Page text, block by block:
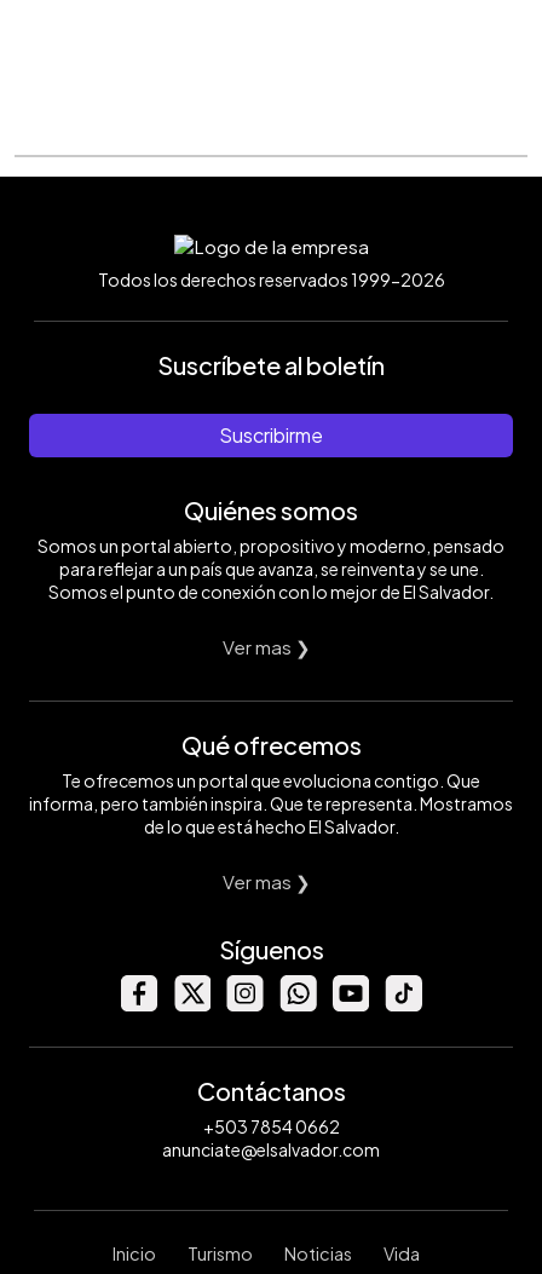
Todos los derechos reservados 1999-2026
Suscríbete al boletín
Suscribirme
Quiénes somos
Somos un portal abierto, propositivo y moderno, pensado
para reflejar a un país que avanza, se reinventa y se une.
Somos el punto de conexión con lo mejor de El Salvador.
Ver mas ❯
Qué ofrecemos
Te ofrecemos un portal que evoluciona contigo. Que
informa, pero también inspira. Que te representa. Mostramos
de lo que está hecho El Salvador.
Ver mas ❯
Síguenos
Contáctanos
+503 7854 0662
anunciate@elsalvador.com
Inicio Turismo Noticias Vida